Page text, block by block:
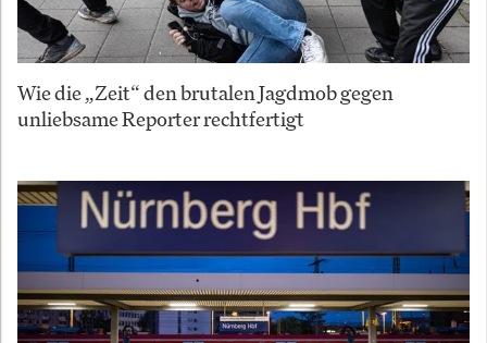
Wie die „Zeit“ den brutalen Jagdmob gegen
unliebsame Reporter rechtfertigt